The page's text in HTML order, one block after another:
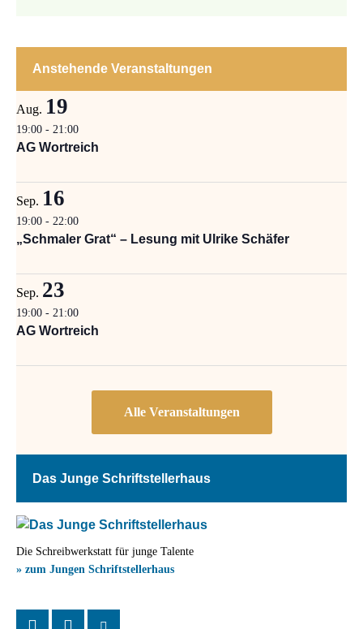
Anstehende Veranstaltungen
Aug. 19
19:00 - 21:00
AG Wortreich
Sep. 16
19:00 - 22:00
„Schmaler Grat“ – Lesung mit Ulrike Schäfer
Sep. 23
19:00 - 21:00
AG Wortreich
Das Junge Schriftstellerhaus
Die Schreibwerkstatt für junge Talente
» zum Jungen Schriftstellerhaus